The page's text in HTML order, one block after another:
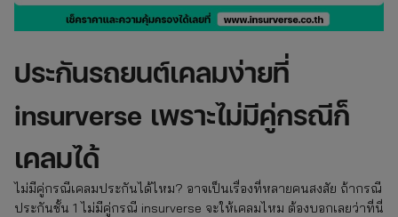
ประกันรถยนต์เคลมง่ายที่
insurverse เพราะไม่มีคู่กรณีก็
เคลมได้
ไม่มีคู่กรณีเคลมประกันได้ไหม? อาจเป็นเรื่องที่หลายคนสงสัย ถ้ากรณี
ประกันชั้น 1 ไม่มีคู่กรณี insurverse จะให้เคลมไหม ต้องบอกเลยว่าที่นี่